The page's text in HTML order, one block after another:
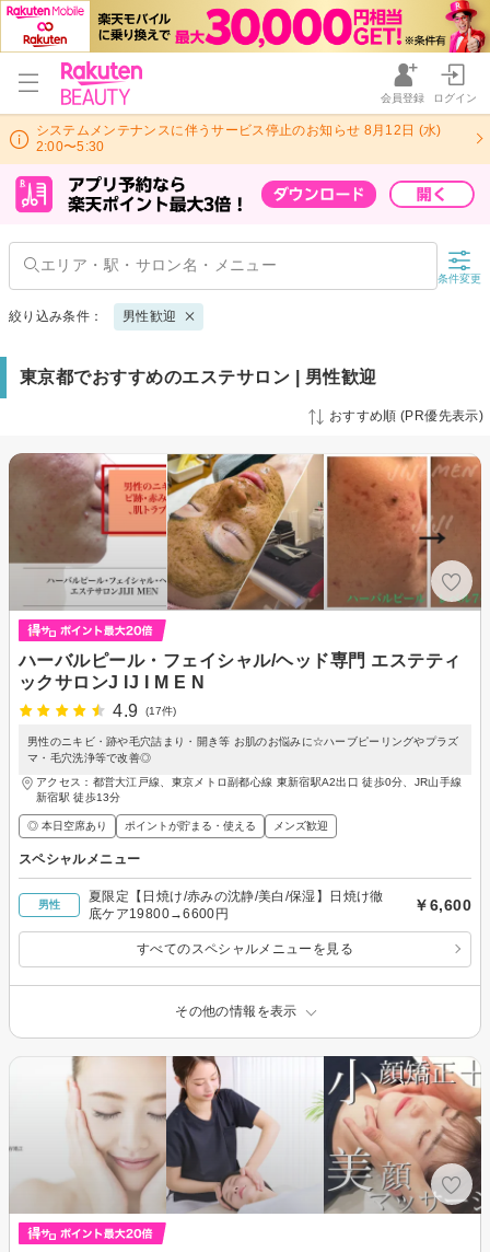
会員登録 ログイン
システムメンテナンスに伴うサービス停止のお知らせ 8月12日 (水)
2:00〜5:30
条件変更
絞り込み条件： 男性歓迎
東京都でおすすめのエステサロン | 男性歓迎
おすすめ順 (PR優先表示)
ハーバルピール・フェイシャル/ヘッド専門 エステティ
ックサロンJ IJ I M E N
4.9
(17件)
男性のニキビ・跡や毛穴詰まり・開き等 お肌のお悩みに☆ハーブピーリングやプラズ
マ・毛穴洗浄等で改善◎
アクセス：都営大江戸線、東京メトロ副都心線 東新宿駅A2出口 徒歩0分、JR山手線
新宿駅 徒歩13分
◎ 本日空席あり ポイントが貯まる・使える メンズ歓迎
スペシャルメニュー
男性
夏限定【日焼け/赤みの沈静/美白/保湿】日焼け徹
底ケア19800→6600円
￥6,600
すべてのスペシャルメニューを見る
その他の情報を表示